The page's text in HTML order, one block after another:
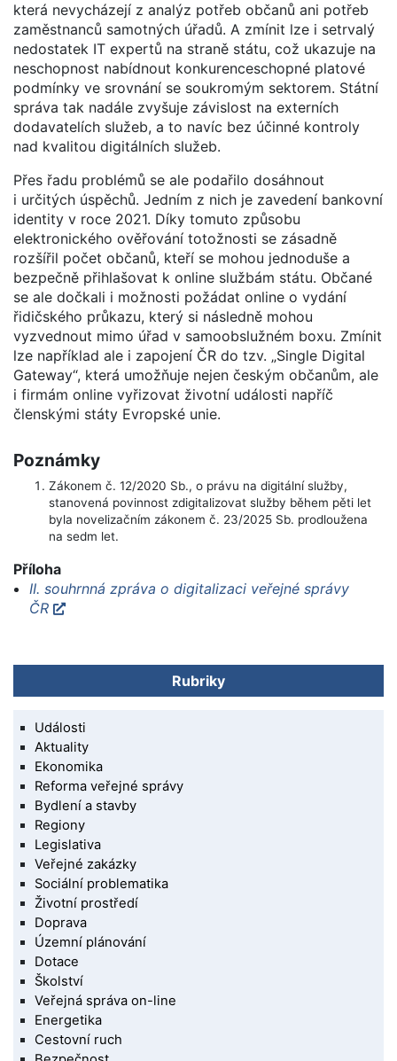
která nevycházejí z analýz potřeb občanů ani potřeb
zaměstnanců samotných úřadů. A zmínit lze i setrvalý
nedostatek IT expertů na straně státu, což ukazuje na
neschopnost nabídnout konkurenceschopné platové
podmínky ve srovnání se soukromým sektorem. Státní
správa tak nadále zvyšuje závislost na externích
dodavatelích služeb, a to navíc bez účinné kontroly
nad kvalitou digitálních služeb.
Přes řadu problémů se ale podařilo dosáhnout
i určitých úspěchů. Jedním z nich je zavedení bankovní
identity v roce 2021. Díky tomuto způsobu
elektronického ověřování totožnosti se zásadně
rozšířil počet občanů, kteří se mohou jednoduše a
bezpečně přihlašovat k online službám státu. Občané
se ale dočkali i možnosti požádat online o vydání
řidičského průkazu, který si následně mohou
vyzvednout mimo úřad v samoobslužném boxu. Zmínit
lze například ale i zapojení ČR do tzv. „Single Digital
Gateway“, která umožňuje nejen českým občanům, ale
i firmám online vyřizovat životní události napříč
členskými státy Evropské unie.
Poznámky
Zákonem č. 12/2020 Sb., o právu na digitální služby,
stanovená povinnost zdigitalizovat služby během pěti let
byla novelizačním zákonem č. 23/2025 Sb. prodloužena
na sedm let.
Příloha
II. souhrnná zpráva o digitalizaci veřejné správy
ČR
Rubriky
Události
Aktuality
Ekonomika
Reforma veřejné správy
Bydlení a stavby
Regiony
Legislativa
Veřejné zakázky
Sociální problematika
Životní prostředí
Doprava
Územní plánování
Dotace
Školství
Veřejná správa on-line
Energetika
Cestovní ruch